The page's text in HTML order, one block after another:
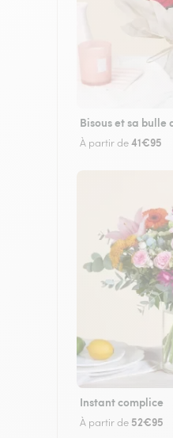
Bisous et sa bulle
À partir de41€95
Instant complice
À partir de 52€95